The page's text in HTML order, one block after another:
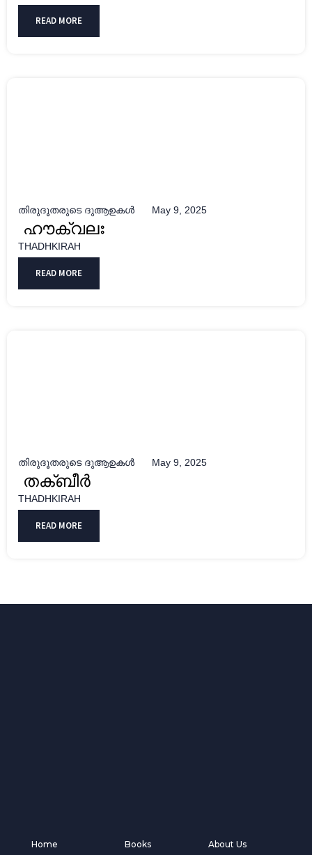
READ MORE
തിരുദൂതരുടെ ദുആഉകൾ May 9, 2025
ഹൗക്വലഃ
THADHKIRAH
READ MORE
തിരുദൂതരുടെ ദുആഉകൾ May 9, 2025
തക്ബീർ
THADHKIRAH
READ MORE
Home Books About Us